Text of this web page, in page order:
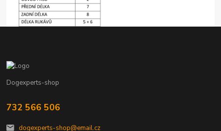
Dogexperts-shop
732 566 506
dogexperts-shop@email.cz